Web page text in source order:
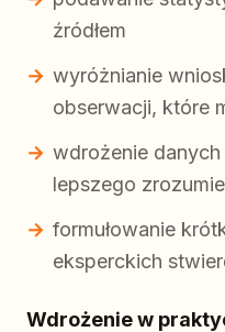
źródłem
wyróżnianie
obserwacji, które
wdrożenie
lepszego
formułowanie
eksperckich
Wdrożenie w